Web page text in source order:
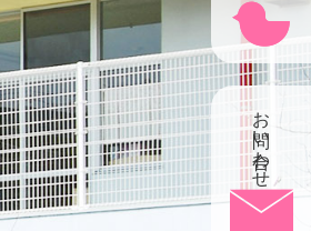
お問い合わせ